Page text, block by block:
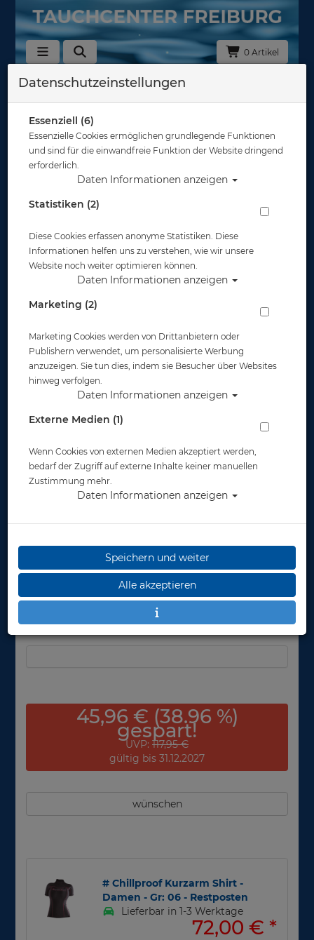
0 Artikel
Zurück
Shark Skin - Chillproof Kurzarm Shirt -
Damen - Gr: 06 - Restposten #
Artikelnr.: sh-sscpssfmaster
Herstellerpreis: 117,95 €
72,00 €
45,96 € (38.96 %)
gespart!
UVP: 117,95 €
gültig bis 31.12.2027
wünschen
# Chillproof Kurzarm Shirt -
Damen - Gr: 06 - Restposten
Lieferbar in 1-3 Werktage
72,00 € *
Datenschutzeinstellungen
Essenziell (6)
Essenzielle Cookies ermöglichen grundlegende Funktionen
und sind für die einwandfreie Funktion der Website dringend
erforderlich.
Daten Informationen anzeigen
Statistiken (2)
Diese Cookies erfassen anonyme Statistiken. Diese
Informationen helfen uns zu verstehen, wie wir unsere
Website noch weiter optimieren können.
Daten Informationen anzeigen
Marketing (2)
Marketing Cookies werden von Drittanbietern oder
Publishern verwendet, um personalisierte Werbung
anzuzeigen. Sie tun dies, indem sie Besucher über Websites
hinweg verfolgen.
Daten Informationen anzeigen
Externe Medien (1)
Wenn Cookies von externen Medien akzeptiert werden,
bedarf der Zugriff auf externe Inhalte keiner manuellen
Zustimmung mehr.
Daten Informationen anzeigen
Speichern und weiter
Alle akzeptieren